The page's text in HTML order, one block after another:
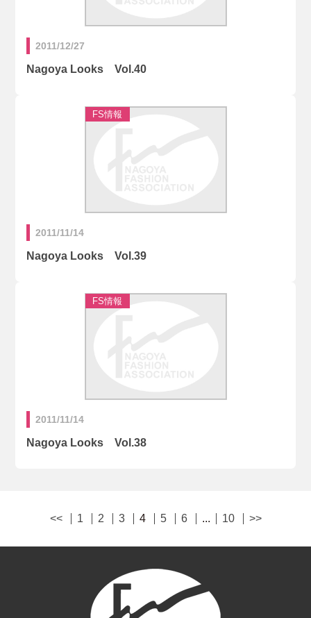
2011/12/27
Nagoya Looks Vol.40
2011/11/14
Nagoya Looks Vol.39
2011/11/14
Nagoya Looks Vol.38
<< 1 2 3 4 5 6 ... 10 >>